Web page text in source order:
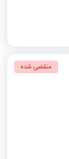
منقضی شده